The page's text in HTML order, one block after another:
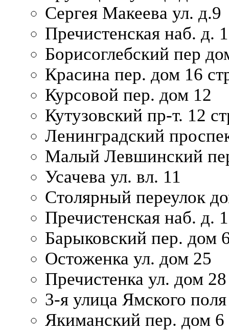
Сергея Макеева ул. д.9
Пречистенская наб. д.
Борисоглебский пер
Красина пер. дом 16
Курсовой пер. дом 12
Кутузовский пр-т. 12
Ленинградский
Малый Левшинский
Усачева ул. вл. 11
Столярный переулок
Пречистенская наб. д.
Барыковский пер. дом
Остоженка ул. дом 25
Пречистенка ул. дом 28
3-я улица Ямского
Якиманский пер. дом 6